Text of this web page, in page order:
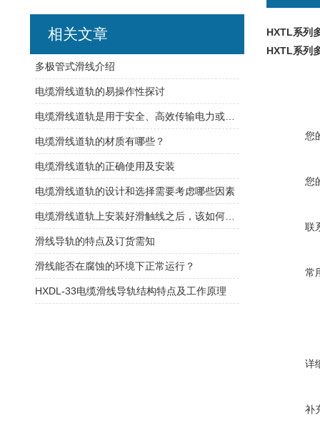
HXTL系列
HXTL系列
您
您
联
常
详
补
相关文章
​多极管式滑线介绍
电缆滑线道轨的易操作性探讨
电缆滑线道轨的材质有哪些？
电缆滑线道轨的正确使用及安装
电缆滑线道轨的设计和选择需要考虑哪些因素
滑线导轨的特点及订货需知
滑线能否在腐蚀的环境下正常运行？
HXDL-33电缆滑线导轨结构特点及工作原理